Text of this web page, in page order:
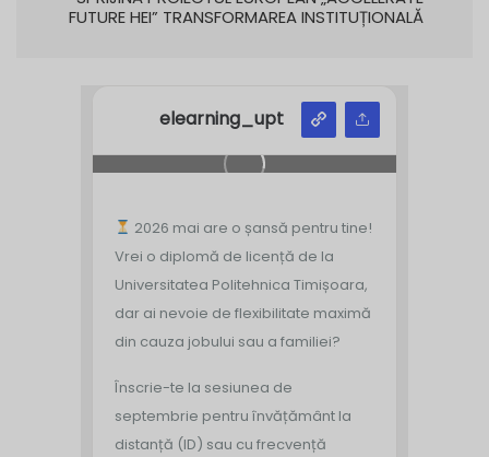
FUTURE HEI” TRANSFORMAREA INSTITUȚIONALĂ
elearning_upt
2026 mai are o șansă pentru tine!
Vrei o diplomă de licență de la
Universitatea Politehnica Timișoara,
dar ai nevoie de flexibilitate maximă
din cauza jobului sau a familiei?
Înscrie-te la sesiunea de
septembrie pentru învățământ la
distanță (ID) sau cu frecvență